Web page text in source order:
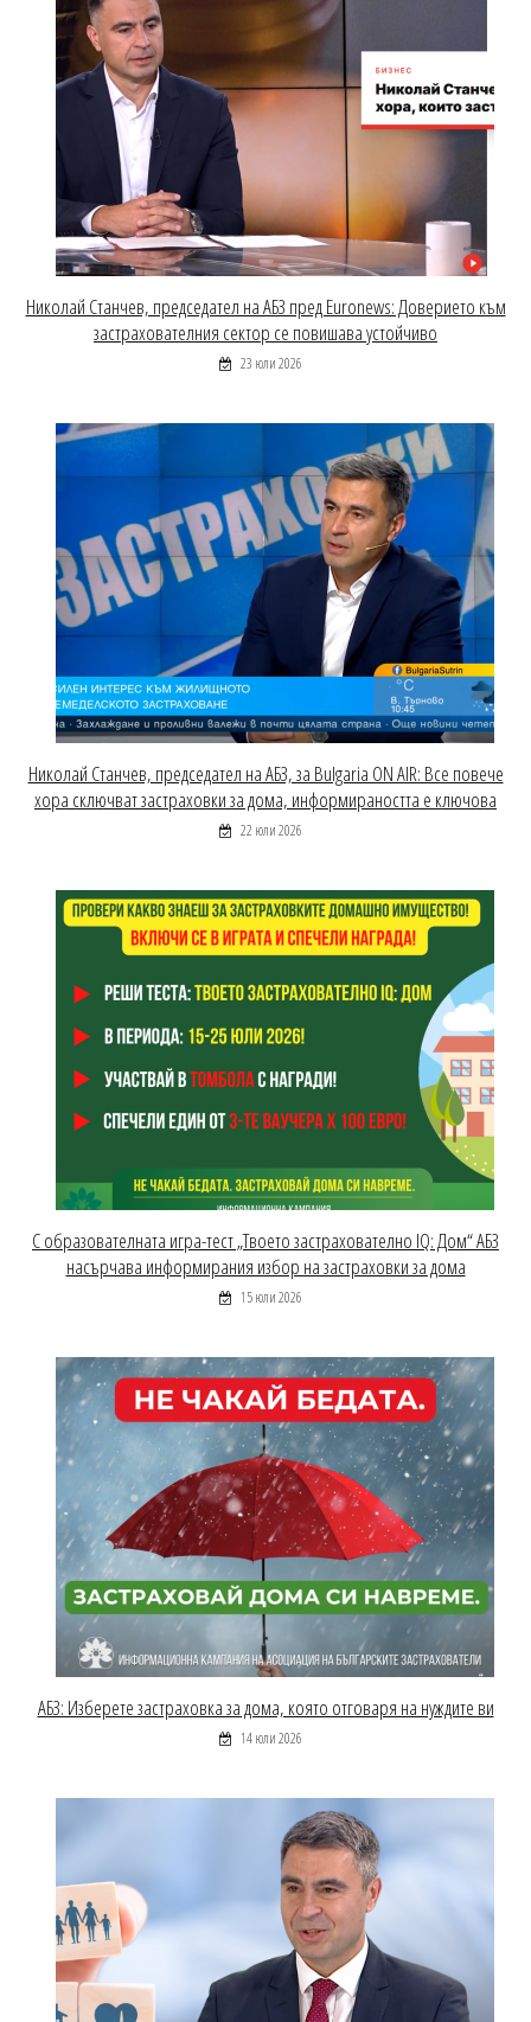
Николай Станчев, председател на АБЗ пред Euronews: Доверието към
застрахователния сектор се повишава устойчиво
23 юли 2026
Николай Станчев, председател на АБЗ, за Bulgaria ON AIR: Все повече
хора сключват застраховки за дома, информираността е ключова
22 юли 2026
С образователната игра-тест „Твоето застрахователно IQ: Дом“ АБЗ
насърчава информирания избор на застраховки за дома
15 юли 2026
АБЗ: Изберете застраховка за дома, която отговаря на нуждите ви
14 юли 2026